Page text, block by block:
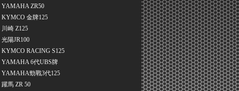
YAMAHA ZR50
KYMCO 金牌125
川崎 Z125
光陽JR100
KYMCO RACING S125
YAMAHA 6代UBS牌
YAMAHA勁戰3代125
躍馬 ZR 50